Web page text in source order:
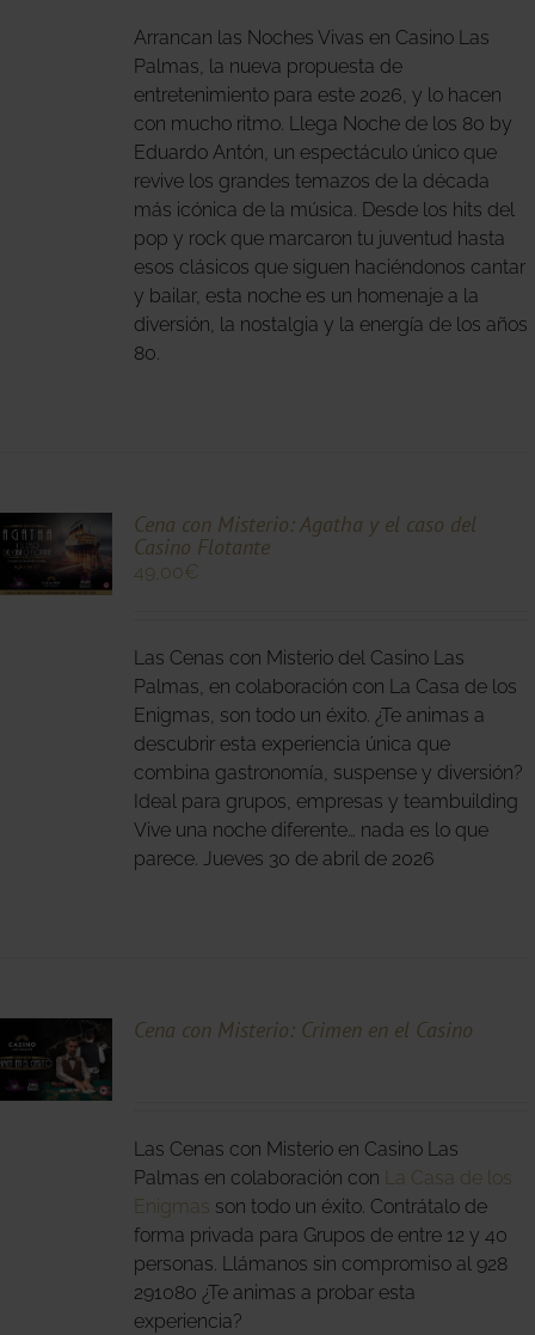
Arrancan las Noches Vivas en Casino Las
Palmas, la nueva propuesta de
entretenimiento para este 2026, y lo hacen
con mucho ritmo. Llega Noche de los 80 by
Eduardo Antón, un espectáculo único que
revive los grandes temazos de la década
más icónica de la música. Desde los hits del
pop y rock que marcaron tu juventud hasta
esos clásicos que siguen haciéndonos cantar
y bailar, esta noche es un homenaje a la
diversión, la nostalgia y la energía de los años
80.
Cena con Misterio: Agatha y el caso del
Casino Flotante
49,00€
Las Cenas con Misterio del Casino Las
Palmas, en colaboración con La Casa de los
Enigmas, son todo un éxito. ¿Te animas a
descubrir esta experiencia única que
combina gastronomía, suspense y diversión?
Ideal para grupos, empresas y teambuilding
Vive una noche diferente… nada es lo que
parece. Jueves 30 de abril de 2026
Cena con Misterio: Crimen en el Casino
Las Cenas con Misterio en Casino Las
Palmas en colaboración con
La Casa de los
Enigmas son todo un éxito. Contrátalo de
forma privada para Grupos de entre 12 y 40
personas. Llámanos sin compromiso al 928
291080 ¿Te animas a probar esta
experiencia?